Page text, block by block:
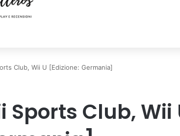
Club, Wii U [Edizione: Germania]
Sports Club, Wii